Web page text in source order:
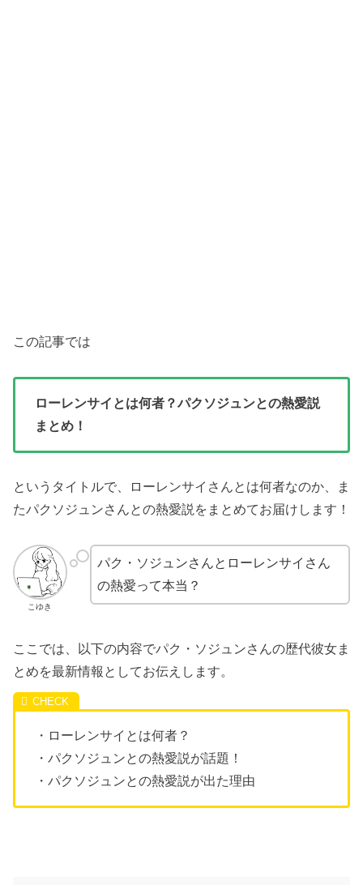
この記事では
ローレンサイとは何者？パクソジュンとの熱愛説
まとめ！
というタイトルで、ローレンサイさんとは何者なのか、ま
たパクソジュンさんとの熱愛説をまとめてお届けします！
こゆき
パク・ソジュンさんとローレンサイさん
の熱愛って本当？
ここでは、以下の内容でパク・ソジュンさんの歴代彼女ま
とめを最新情報としてお伝えします。
・ローレンサイとは何者？
・パクソジュンとの熱愛説が話題！
・パクソジュンとの熱愛説が出た理由